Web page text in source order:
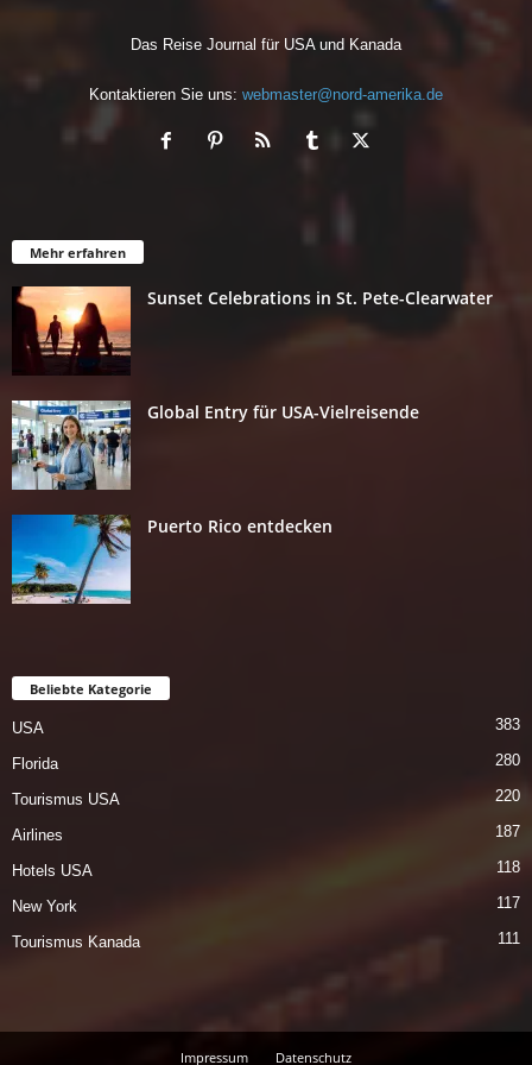
Das Reise Journal für USA und Kanada
Kontaktieren Sie uns: webmaster@nord-amerika.de
Mehr erfahren
Sunset Celebrations in St. Pete-Clearwater
Global Entry für USA-Vielreisende
Puerto Rico entdecken
Beliebte Kategorie
USA 383
Florida 280
Tourismus USA 220
Airlines 187
Hotels USA 118
New York 117
Tourismus Kanada 111
Impressum Datenschutz